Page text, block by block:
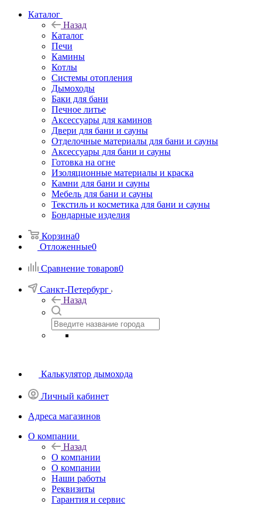
Каталог
Назад
Каталог
Печи
Камины
Котлы
Системы отопления
Дымоходы
Баки для бани
Печное литье
Аксессуары для каминов
Двери для бани и сауны
Отделочные материалы для бани и сауны
Аксессуары для бани и сауны
Готовка на огне
Изоляционные материалы и краска
Камни для бани и сауны
Мебель для бани и сауны
Текстиль и косметика для бани и сауны
Бондарные изделия
Корзина0
Отложенные0
Сравнение товаров0
Санкт-Петербург
Назад
Калькулятор дымохода
Личный кабинет
Адреса магазинов
O компании
Назад
O компании
О компании
Наши работы
Реквизиты
Гарантия и сервис